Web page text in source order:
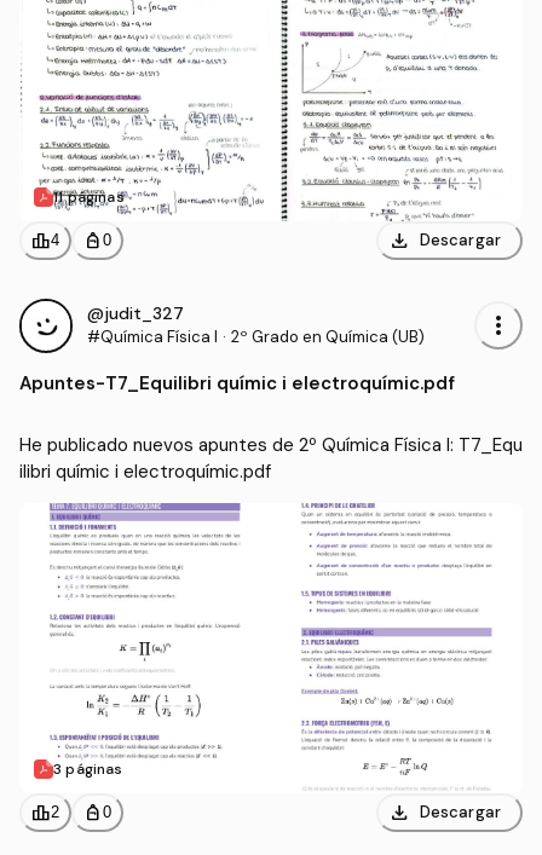
11 páginas
leaderboard4 personal_bag 0 download Descargar
@judit_327
#Química Física I · 2º Grado en Química (UB) more_vert
Apuntes-T7_Equilibri químic i electroquímic.pdf
He publicado nuevos apuntes de 2º Química Física I: T7_Equ
ilibri químic i electroquímic.pdf
3 páginas
leaderboard2 personal_bag 0 download Descargar